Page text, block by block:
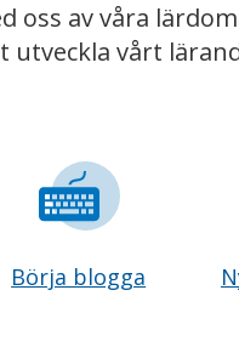
oss av våra
utveckla vårt
Börja blogga